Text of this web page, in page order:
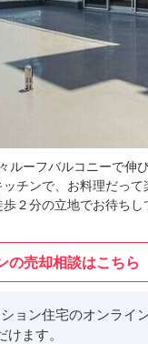
ルーフバルコニーで伸
チンで、お料理だっ
２分の立地でお待ちし
の売却相談はこちら
ョン住宅のオンライ
けます。